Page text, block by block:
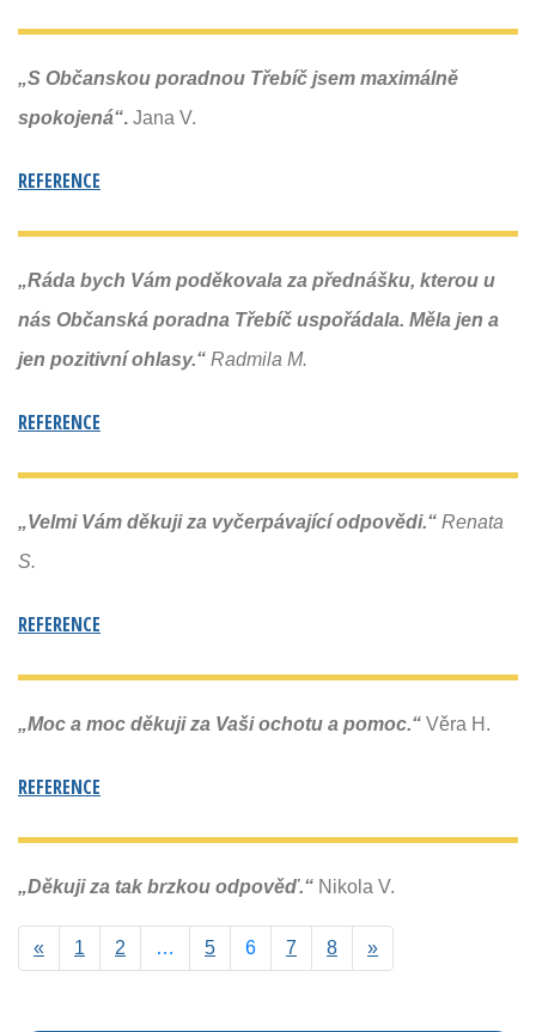
„S Občanskou poradnou Třebíč jsem maximálně
spokojená“. Jana V.
REFERENCE
„Ráda bych Vám poděkovala za přednášku, kterou u
nás Občanská poradna Třebíč uspořádala. Měla jen a
jen pozitivní ohlasy.“ Radmila M.
REFERENCE
„Velmi Vám děkuji za vyčerpávající odpovědi.“ Renata
S.
REFERENCE
„Moc a moc děkuji za Vaši ochotu a pomoc.“ Věra H.
REFERENCE
„Děkuji za tak brzkou odpověď.“ Nikola V.
« Předchozí
1 2 … 5 6 7 8 Další
»